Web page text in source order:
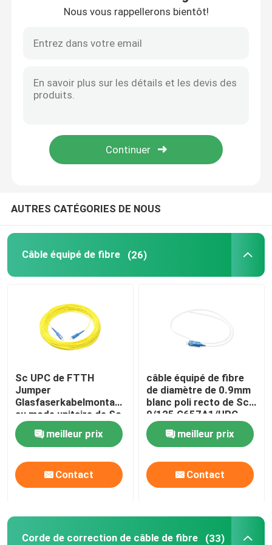
Contrôle de la qualité
Câble optique de fibre
diviseur de fibre optique
Réalimentation optique de fibre
Solution FTTH
Atténuateur optique de fibre
Nous vous rappellerons bientôt!
AUTRES CATÉGORIES DE NOUS
Câble équipé de fibre (26)
Sc UPC de FTTH
Jumper
Glasfaserkabelmontage
au mode unitaire de Sc
UPC
meilleur prix
Contact
câble équipé de fibre
de diamètre de 0.9mm
blanc poli recto de Sc
9/125 G657A1/UPC
meilleur prix
Contact
Corde de correction de câble de fibre (33)